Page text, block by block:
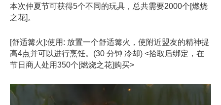
本次仲夏节可获得5个不同的玩具，总共需要2000个[燃烧
之花]。
[舒适篝火]:使用: 放置一个舒适篝火，使附近盟友的精神提
高4点并可以进行烹饪。(30 分钟 冷却) <拾取后绑定，在
节日商人处用350个[燃烧之花]购买>